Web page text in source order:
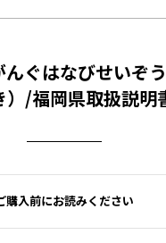
ぐはなびせい
）/福岡県取扱説明
購入前にお読みください